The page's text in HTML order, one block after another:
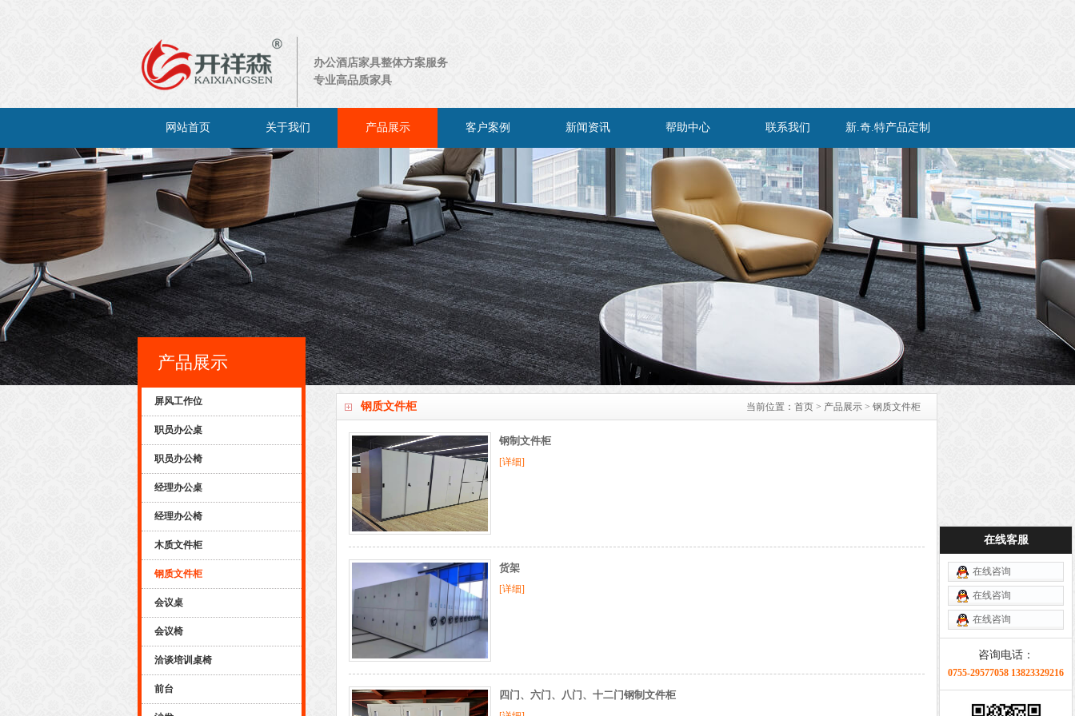
办公酒店家具整体方案服务
专业高品质家具
网站首页 关于我们 产品展示 客户案例 新闻资讯 帮助中心 联系我们 新.奇.特产品定制
钢质文件柜 当前位置： 首页 > 产品展示 > 钢质文件柜
钢制文件柜
[详细]
货架
[详细]
四门、六门、八门、十二门钢制文件柜
产品展示
屏风工作位
职员办公桌
职员办公椅
经理办公桌
经理办公椅
木质文件柜
钢质文件柜
会议桌
会议椅
洽谈培训桌椅
前台
在线客服
在线咨询
在线咨询
在线咨询
咨询电话：
0755-29577058 13823329216